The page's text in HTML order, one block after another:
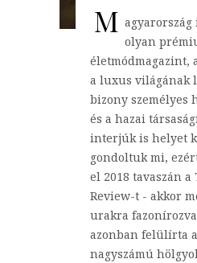
M agyarország
olyan
életmódmagazint,
a luxus világának
bizony személyes
és a hazai
interjúk is helyet
gondoltuk mi,
el 2018 tavaszán a
Review-t - akkor
urakra
azonban felülírta
nagyszámú